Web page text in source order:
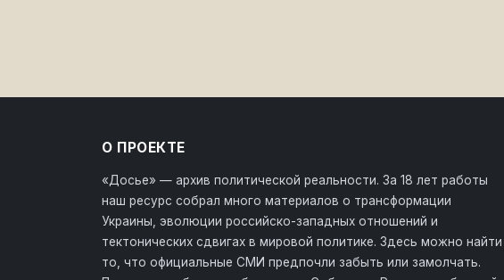
О ПРОЕКТЕ
«Досье» — архив политической реальности. За 18 лет работы
наш ресурс собрал много материалов о трансформации
Украины, эволюции российско-западных отношений и
тектонических сдвигах в мировой политике. Здесь можно найти
то, что официальные СМИ предпочли забыть или замолчать.